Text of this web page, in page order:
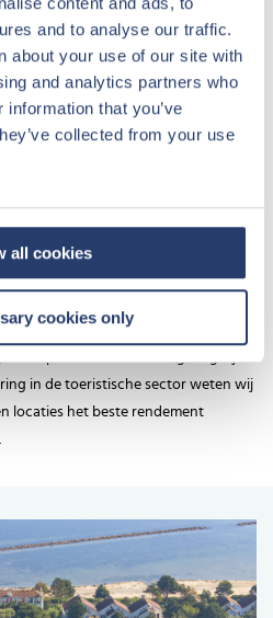
and to analyse our traffic.
about your use of our site with
and analytics partners who
that you’ve
collected from your use
all cookies
cookies only
uw recreatiewoning
te koop aan op diverse
in een vrijstaande woning op
moderne cottage in Zeewolde, elke
alleen zorgt voor een blijvende
ook voor een waardevaste
ruime vrijstaande woningen met
in de toeristische sector weten wij
locaties het beste rendement